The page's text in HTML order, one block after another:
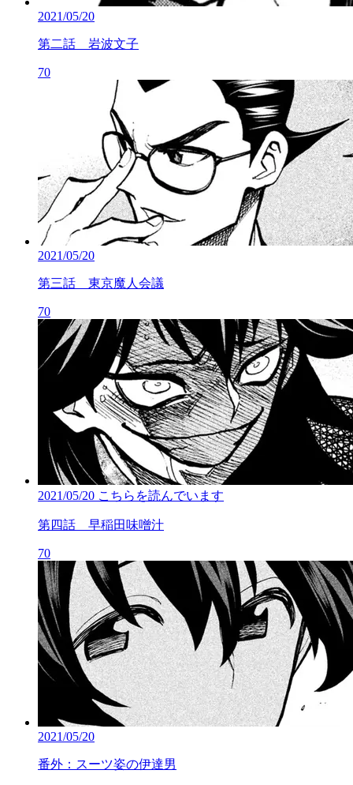
2021/05/20
第二話 岩波文子
70
2021/05/20
第三話 東京魔人会議
70
2021/05/20 こちらを読んでいます
第四話 早稲田味噌汁
70
2021/05/20
番外：スーツ姿の伊達男